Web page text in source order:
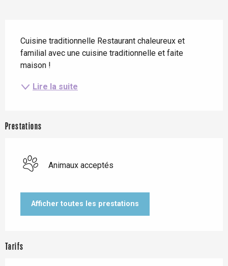
Cuisine traditionnelle Restaurant chaleureux et
familial avec une cuisine traditionnelle et faite
maison !
Lire la suite
Prestations
Animaux acceptés
Afficher toutes les prestations
Tarifs